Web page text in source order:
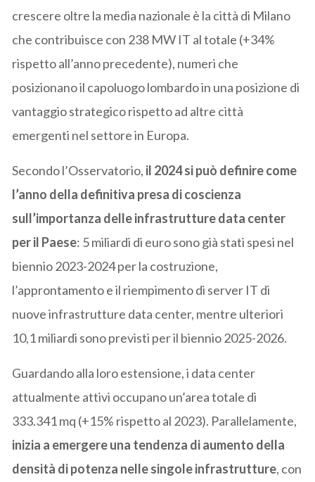
crescere oltre la media nazionale è la città di Milano
che contribuisce con 238 MW IT al totale (+34%
rispetto all’anno precedente), numeri che
posizionano il capoluogo lombardo in una posizione di
vantaggio strategico rispetto ad altre città
emergenti nel settore in Europa.
Secondo l’Osservatorio, il 2024 si può definire come
l’anno della definitiva presa di coscienza
sull’importanza delle infrastrutture data center
per il Paese: 5 miliardi di euro sono già stati spesi nel
biennio 2023-2024 per la costruzione,
l’approntamento e il riempimento di server IT di
nuove infrastrutture data center, mentre ulteriori
10,1 miliardi sono previsti per il biennio 2025-2026.
Guardando alla loro estensione, i data center
attualmente attivi occupano un’area totale di
333.341 mq (+15% rispetto al 2023). Parallelamente,
inizia a emergere una tendenza di aumento della
densità di potenza nelle singole infrastrutture, con